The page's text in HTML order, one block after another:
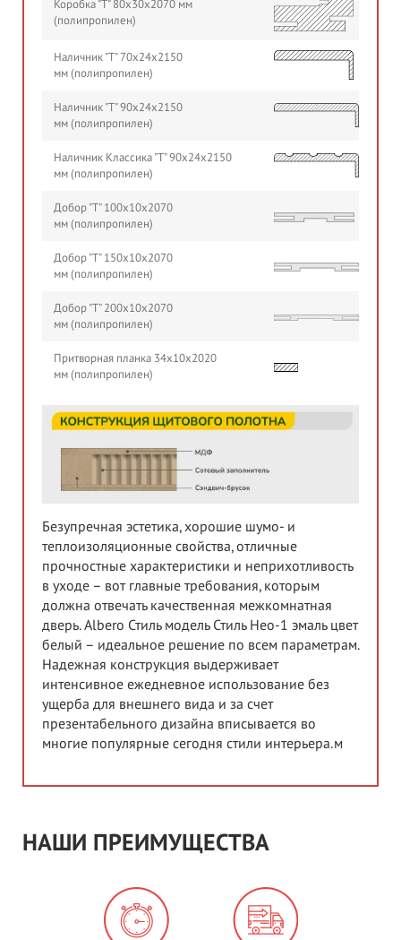
Коробка "Т" 80х30х2070 мм
(полипропилен)
Наличник "Т" 70х24х2150
мм (полипропилен)
Наличник "Т" 90х24х2150
мм (полипропилен)
Наличник Классика "Т" 90х24х2150
мм (полипропилен)
Добор "Т" 100х10х2070
мм (полипропилен)
Добор "Т" 150х10х2070
мм (полипропилен)
Добор "Т" 200х10х2070
мм (полипропилен)
Притворная планка 34х10х2020
мм (полипропилен)
Безупречная эстетика, хорошие шумо- и
теплоизоляционные свойства, отличные
прочностные характеристики и неприхотливость
в уходе – вот главные требования, которым
должна отвечать качественная межкомнатная
дверь. Albero Стиль модель Стиль Нео-1 эмаль цвет
белый – идеальное решение по всем параметрам.
Надежная конструкция выдерживает
интенсивное ежедневное использование без
ущерба для внешнего вида и за счет
презентабельного дизайна вписывается во
многие популярные сегодня стили интерьера.м
НАШИ ПРЕИМУЩЕСТВА